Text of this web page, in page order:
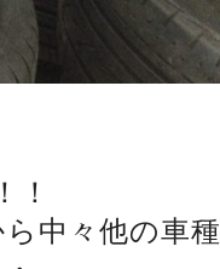
！
中々他の車種